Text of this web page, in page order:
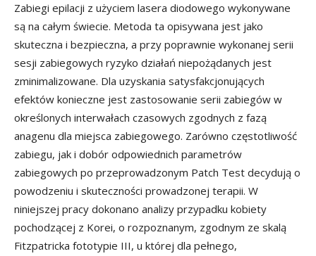
Zabiegi epilacji z użyciem lasera diodowego wykonywane
są na całym świecie. Metoda ta opisywana jest jako
skuteczna i bezpieczna, a przy poprawnie wykonanej serii
sesji zabiegowych ryzyko działań niepożądanych jest
zminimalizowane. Dla uzyskania satysfakcjonujących
efektów konieczne jest zastosowanie serii zabiegów w
określonych interwałach czasowych zgodnych z fazą
anagenu dla miejsca zabiegowego. Zarówno częstotliwość
zabiegu, jak i dobór odpowiednich parametrów
zabiegowych po przeprowadzonym Patch Test decydują o
powodzeniu i skuteczności prowadzonej terapii. W
niniejszej pracy dokonano analizy przypadku kobiety
pochodzącej z Korei, o rozpoznanym, zgodnym ze skalą
Fitzpatricka fototypie III, u której dla pełnego,